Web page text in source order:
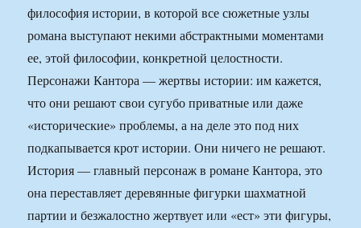
философия истории, в которой все сюжетные узлы
романа выступают некими абстрактными моментами
ее, этой философии, конкретной целостности.
Персонажи Кантора — жертвы истории: им кажется,
что они решают свои сугубо приватные или даже
«исторические» проблемы, а на деле это под них
подкапывается крот истории. Они ничего не решают.
История — главный персонаж в романе Кантора, это
она переставляет деревянные фигурки шахматной
партии и безжалостно жертвует или «ест» эти фигуры,